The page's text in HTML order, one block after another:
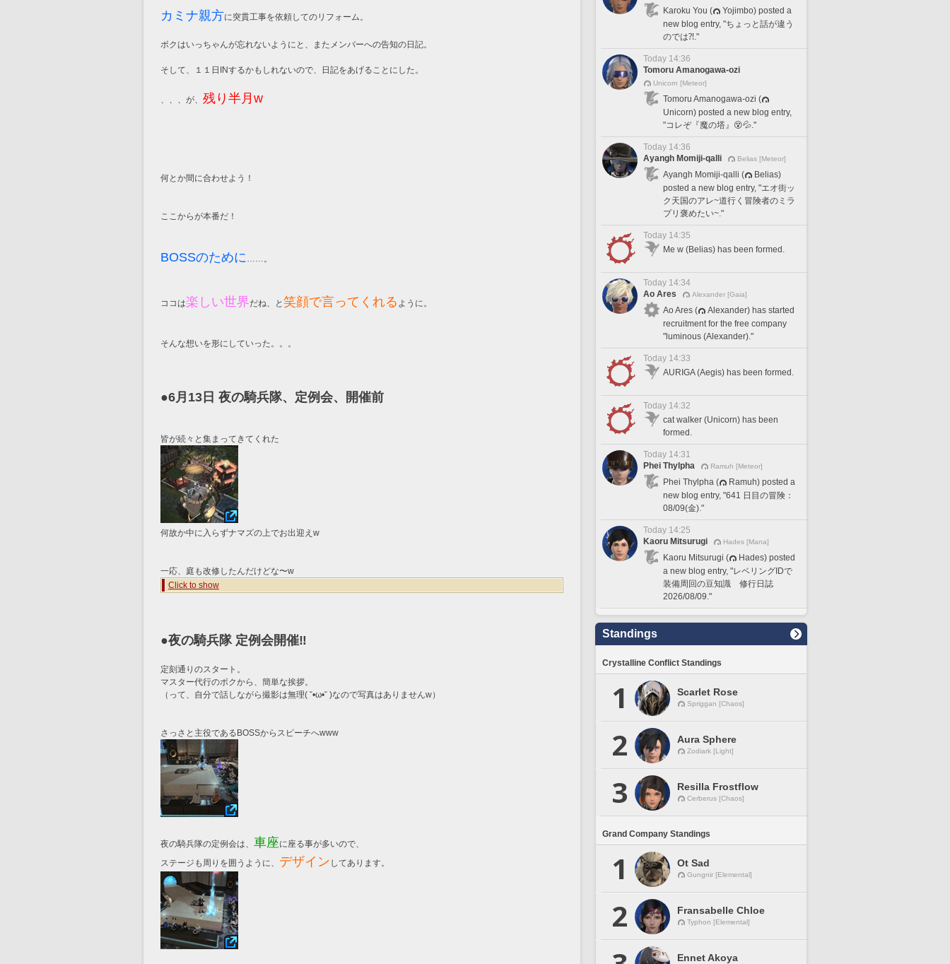
カミナ親方に突貫工事を依頼してのリフォーム。
ボクはいっちゃんが忘れないようにと、またメンバーへの告知の日記。
そして、１１日INするかもしれないので、日記をあげることにした。
、、、が、 残り半月w
何とか間に合わせよう！
ここからが本番だ！
BOSSのために……。
ココは楽しい世界だね、と 笑顔で言ってくれる ように。
そんな想いを形にしていった。。。
●6月13日 夜の騎兵隊、定例会、開催前
皆が続々と集まってきてくれた
何故か中に入らずナマズの上でお出迎えw
一応、庭も改修したんだけどな〜w
Click to show
●夜の騎兵隊 定例会開催‼️
定刻通りのスタート。
マスター代行のボクから、簡単な挨拶。
（って、自分で話しながら撮影は無理( ˘•ω•˘ )なので写真はありませんw）
さっさと主役であるBOSSからスピーチへwww
夜の騎兵隊の定例会は、 車座に座る事が多いので、
ステージも周りを囲うように、 デザイン してあります。
Karoku You (
Yojimbo) posted a
new blog entry, "ちょっと話が違う
のでは⁈."
Today 14:36
Tomoru Amanogawa-ozi
Unicorn [Meteor]
Tomoru Amanogawa-ozi (
Unicorn) posted a new blog entry,
"コレぞ『魔の塔』😵💦."
Today 14:36
Ayangh Momiji-qalli
Belias [Meteor]
Ayangh Momiji-qalli (
Belias)
posted a new blog entry, "エオ街ッ
ク天国のアレ~道行く冒険者のミラ
プリ褒めたい~."
Today 14:35
Me w (Belias) has been formed.
Today 14:34
Ao Ares
Alexander [Gaia]
Ao Ares (
Alexander) has started
recruitment for the free company
"luminous (Alexander)."
Today 14:33
AURIGA (Aegis) has been formed.
Today 14:32
cat walker (Unicorn) has been
formed.
Today 14:31
Phei Thylpha
Ramuh [Meteor]
Phei Thylpha (
Ramuh) posted a
new blog entry, "641 日目の冒険：
08/09(金)."
Today 14:25
Kaoru Mitsurugi
Hades [Mana]
Kaoru Mitsurugi (
Hades) posted
a new blog entry, "レベリングIDで
装備周回の豆知識 修行日誌
2026/08/09."
Standings
Crystalline Conflict Standings
1 Scarlet Rose
Spriggan [Chaos]
2 Aura Sphere
Zodiark [Light]
3 Resilla Frostflow
Cerberus [Chaos]
Grand Company Standings
1 Ot Sad
Gungnir [Elemental]
2 Fransabelle Chloe
Typhon [Elemental]
Ennet Akoya